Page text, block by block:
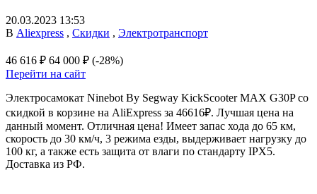
20.03.2023 13:53
В Aliexpress , Скидки , Электротранспорт
46 616 ₽ 64 000 ₽ (-28%)
Перейти на сайт
Электросамокат Ninebot By Segway KickScooter MAX G30P со
скидкой в корзине на AliExpress за 46616₽. Лучшая цена на
данный момент. Отличная цена! Имеет запас хода до 65 км,
скорость до 30 км/ч, 3 режима езды, выдерживает нагрузку до
100 кг, а также есть защита от влаги по стандарту IPX5.
Доставка из РФ.